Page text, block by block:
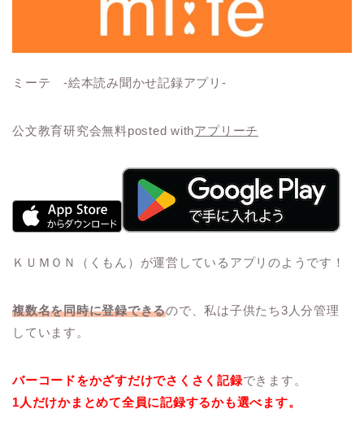
ミーテ -絵本読み聞かせ記録アプリ-
公文教育研究会無料posted withアプリーチ
ＫＵＭＯＮ（くもん）が運営しているアプリのようです！
複数名を同時に登録できるので、私は子供たち3人分管理
しています。
バーコードをかざすだけでさくさく記録できます。
1人だけかまとめて全員に記録するかも選べます。